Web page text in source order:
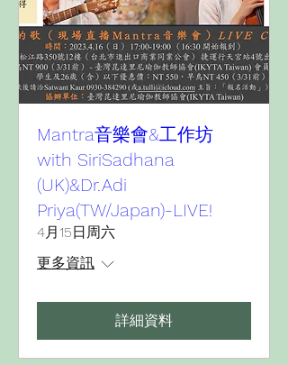
Mantra音樂會&工作坊
with SiriSadhana
(UK)&Dr.Adi
Priya(TW/Japan)-LIVE!
4月15日周六
更多資訊
詳細資料